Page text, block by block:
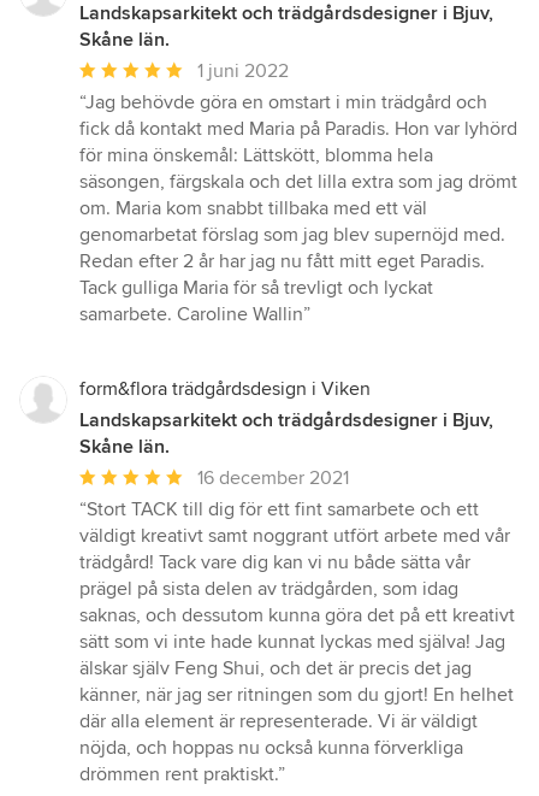
Landskapsarkitekt och trädgårdsdesigner i Bjuv,
Skåne län.
Genomsnittligt
omdöme:
5
av
5
stjärnor
1 juni 2022
“Jag behövde göra en omstart i min trädgård och
fick då kontakt med Maria på Paradis. Hon var lyhörd
för mina önskemål: Lättskött, blomma hela
säsongen, färgskala och det lilla extra som jag drömt
om. Maria kom snabbt tillbaka med ett väl
genomarbetat förslag som jag blev supernöjd med.
Redan efter 2 år har jag nu fått mitt eget Paradis.
Tack gulliga Maria för så trevligt och lyckat
samarbete. Caroline Wallin”
form&flora trädgårdsdesign i Viken
Landskapsarkitekt och trädgårdsdesigner i Bjuv,
Skåne län.
Genomsnittligt
omdöme:
5
av
5
stjärnor
16 december 2021
“Stort TACK till dig för ett fint samarbete och ett
väldigt kreativt samt noggrant utfört arbete med vår
trädgård! Tack vare dig kan vi nu både sätta vår
prägel på sista delen av trädgården, som idag
saknas, och dessutom kunna göra det på ett kreativt
sätt som vi inte hade kunnat lyckas med själva! Jag
älskar själv Feng Shui, och det är precis det jag
känner, när jag ser ritningen som du gjort! En helhet
där alla element är representerade. Vi är väldigt
nöjda, och hoppas nu också kunna förverkliga
drömmen rent praktiskt.”